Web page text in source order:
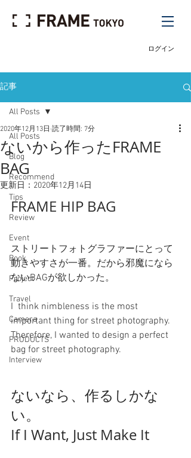
ログイン
記事
All Posts
Blog
Recommend
Tips
Review
Event
Book
Project
Travel
Camera
PRODUCTS
Interview
All Posts
ないから作ったFRAME
BAG
2020年12月13日 読了時間: 7分
更新日： 2020年12月14日
FRAME HIP BAG
ストリートフォトグラファーにとって
動きやすさが一番。だから邪魔になら
ないBAGが欲しかった。
I  think nimbleness is the most
important thing for street photography.
Therefore, I wanted to design a perfect
bag for street photography.
ないなら、作るしかな
い。
If I Want, Just Make It